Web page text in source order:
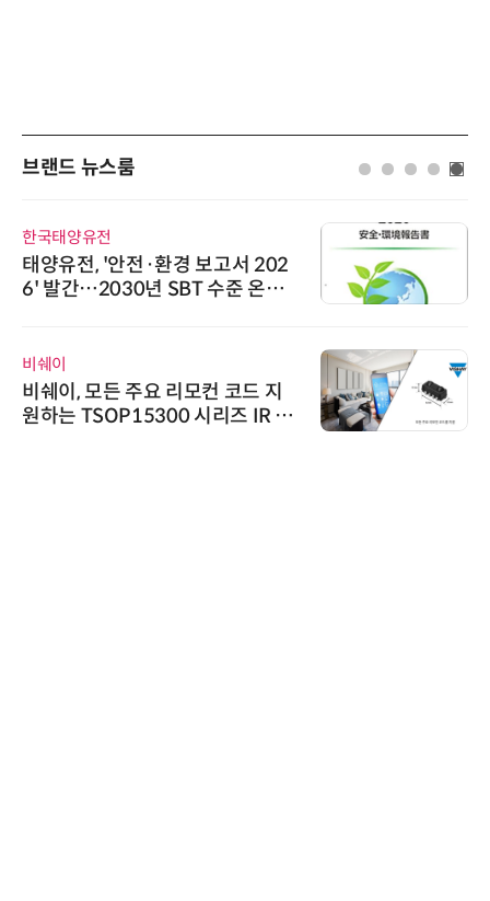
브랜드 뉴스룸
한국태양유전
태양유전, '안전·환경 보고서 202
6' 발간…2030년 SBT 수준 온실
비쉐이
비쉐이, 모든 주요 리모컨 코드 지
원하는 TSOP15300 시리즈 IR 수